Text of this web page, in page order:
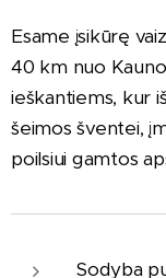
Esame įsikūrę
40 km nuo
ieškantiems, kur
šeimos šventei,
poilsiui gamtos
Sodyba